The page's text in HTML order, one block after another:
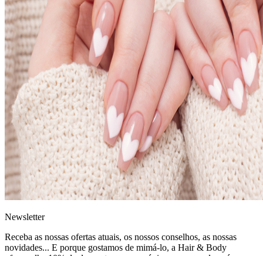
Newsletter
Receba as nossas ofertas atuais, os nossos conselhos, as nossas
novidades... E porque gostamos de mimá-lo, a Hair & Body